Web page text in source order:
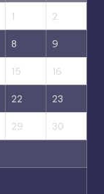
1 2
8 9
15 16
22 23
29 30